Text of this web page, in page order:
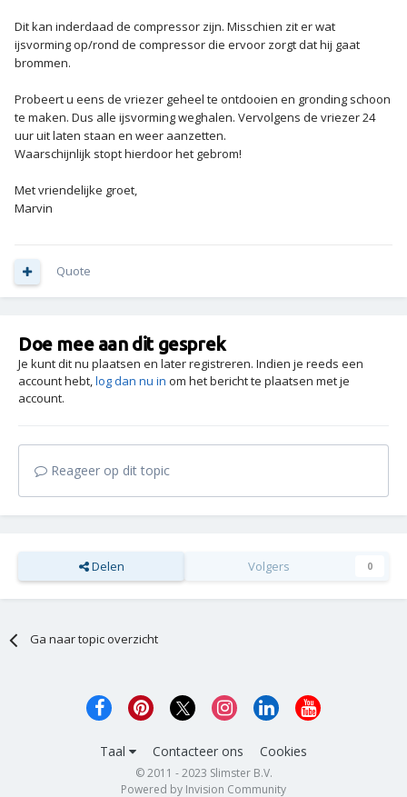
Dit kan inderdaad de compressor zijn. Misschien zit er wat
ijsvorming op/rond de compressor die ervoor zorgt dat hij gaat
brommen.
Probeert u eens de vriezer geheel te ontdooien en gronding schoon
te maken. Dus alle ijsvorming weghalen. Vervolgens de vriezer 24
uur uit laten staan en weer aanzetten.
Waarschijnlijk stopt hierdoor het gebrom!
Met vriendelijke groet,
Marvin
Quote
Doe mee aan dit gesprek
Je kunt dit nu plaatsen en later registreren. Indien je reeds een
account hebt,log dan nu in om het bericht te plaatsen met je
account.
Reageer op dit topic
Delen Volgers 0
Ga naar topic overzicht
Taal Contacteer ons Cookies
© 2011 - 2023 Slimster B.V.
Powered by Invision Community